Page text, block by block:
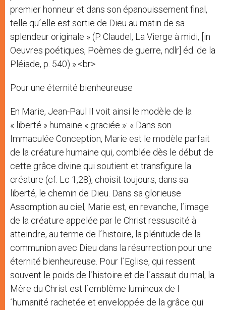
premier honneur et dans son épanouissement final,
telle qu´elle est sortie de Dieu au matin de sa
splendeur originale » (P. Claudel, La Vierge à midi, [in
Oeuvres poétiques, Poèmes de guerre, ndlr] éd. de la
Pléiade, p. 540) ».<br>
Pour une éternité bienheureuse
En Marie, Jean-Paul II voit ainsi le modèle de la
« liberté » humaine « graciée »: « Dans son
Immaculée Conception, Marie est le modèle parfait
de la créature humaine qui, comblée dès le début de
cette grâce divine qui soutient et transfigure la
créature (cf. Lc 1,28), choisit toujours, dans sa
liberté, le chemin de Dieu. Dans sa glorieuse
Assomption au ciel, Marie est, en revanche, l´image
de la créature appelée par le Christ ressuscité à
atteindre, au terme de l´histoire, la plénitude de la
communion avec Dieu dans la résurrection pour une
éternité bienheureuse. Pour l´Eglise, qui ressent
souvent le poids de l´histoire et de l´assaut du mal, la
Mère du Christ est l´emblème lumineux de l
´humanité rachetée et enveloppée de la grâce qui